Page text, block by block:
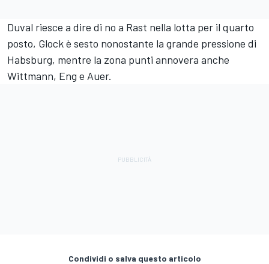
Duval riesce a dire di no a Rast nella lotta per il quarto
posto, Glock è sesto nonostante la grande pressione di
Habsburg, mentre la zona punti annovera anche
Wittmann, Eng e Auer.
Condividi o salva questo articolo